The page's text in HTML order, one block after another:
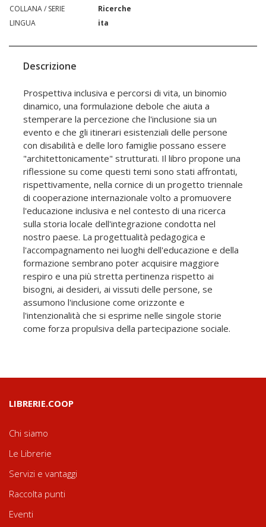
COLLANA / SERIE
Ricerche
LINGUA
ita
Descrizione
Prospettiva inclusiva e percorsi di vita, un binomio
dinamico, una formulazione debole che aiuta a
stemperare la percezione che l'inclusione sia un
evento e che gli itinerari esistenziali delle persone
con disabilità e delle loro famiglie possano essere
"architettonicamente" strutturati. Il libro propone una
riflessione su come questi temi sono stati affrontati,
rispettivamente, nella cornice di un progetto triennale
di cooperazione internazionale volto a promuovere
l'educazione inclusiva e nel contesto di una ricerca
sulla storia locale dell'integrazione condotta nel
nostro paese. La progettualità pedagogica e
l'accompagnamento nei luoghi dell'educazione e della
formazione sembrano poter acquisire maggiore
respiro e una più stretta pertinenza rispetto ai
bisogni, ai desideri, ai vissuti delle persone, se
assumono l'inclusione come orizzonte e
l'intenzionalità che si esprime nelle singole storie
come forza propulsiva della partecipazione sociale.
LIBRERIE.COOP
Chi siamo
Le Librerie
Servizi e vantaggi
Raccolta punti
Eventi